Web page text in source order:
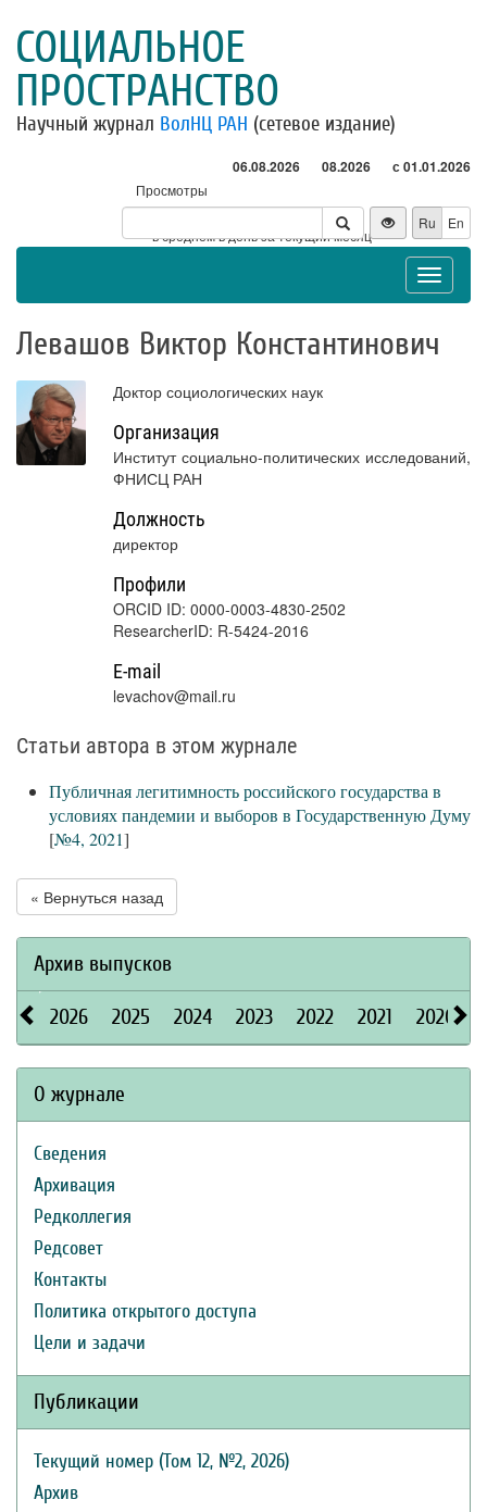
СОЦИАЛЬНОЕ
ПРОСТРАНСТВО
Научный журнал ВолНЦ РАН (сетевое издание)
06.08.2026 08.2026 с 01.01.2026
Просмотры
Посетители
* - в среднем в день за текущий месяц
Ru En
Toggle
Левашов Виктор Константинович
Доктор социологических наук
Организация
Институт социально-политических исследований,
ФНИСЦ РАН
Должность
директор
Профили
ORCID ID: 0000-0003-4830-2502
ResearcherID: R-5424-2016
E-mail
levachov@mail.ru
Статьи автора в этом журнале
Публичная легитимность российского государства в
условиях пандемии и выборов в Государственную Думу
[№4, 2021]
« Вернуться назад
Архив выпусков
2026 2025 2024 2023 2022 2021 2020
О журнале
Сведения
Архивация
Редколлегия
Редсовет
Контакты
Политика открытого доступа
Цели и задачи
Публикации
Текущий номер (Том 12, №2, 2026)
Архив